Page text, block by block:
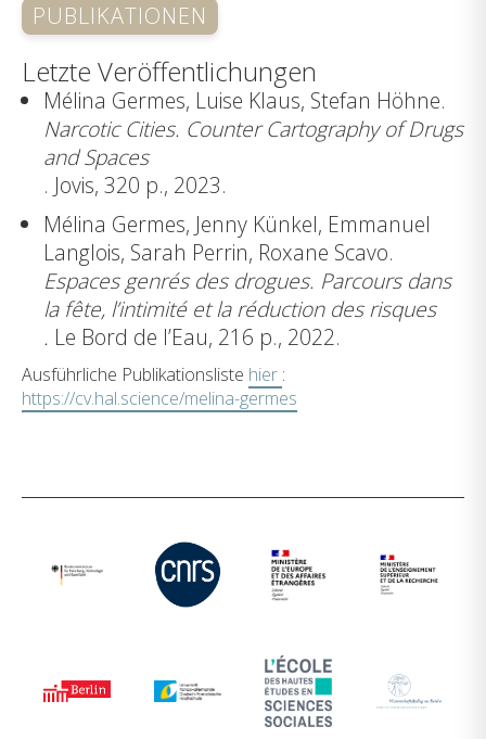
PUBLIKATIONEN
Letzte Veröffentlichungen
Mélina Germes, Luise Klaus, Stefan Höhne.
Narcotic Cities. Counter Cartography of Drugs
and Spaces
. Jovis, 320 p., 2023.
Mélina Germes, Jenny Künkel, Emmanuel
Langlois, Sarah Perrin, Roxane Scavo.
Espaces genrés des drogues. Parcours dans
la fête, l’intimité et la réduction des risques
. Le Bord de l’Eau, 216 p., 2022.
Ausführliche Publikationsliste hier :
https://cv.hal.science/melina-germes